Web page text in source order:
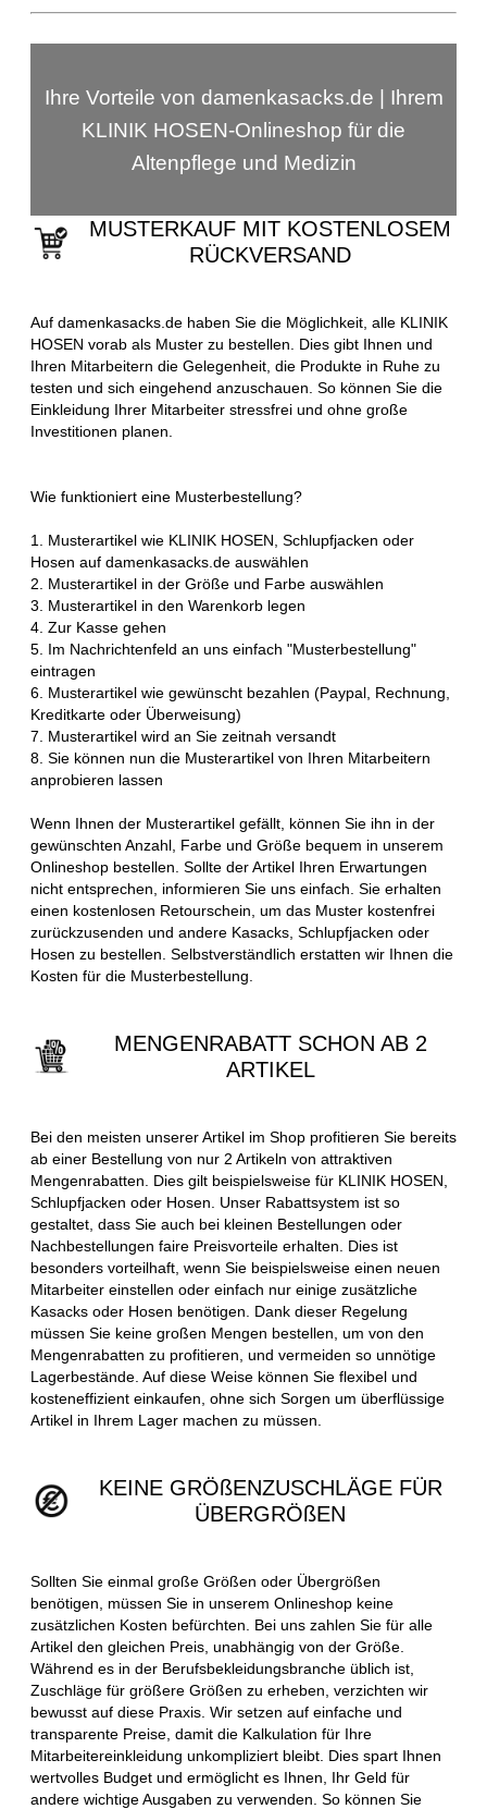
Ihre Vorteile von damenkasacks.de | Ihrem
KLINIK HOSEN-Onlineshop für die
Altenpflege und Medizin
MUSTERKAUF MIT KOSTENLOSEM
RÜCKVERSAND
Auf damenkasacks.de haben Sie die Möglichkeit, alle KLINIK
HOSEN vorab als Muster zu bestellen. Dies gibt Ihnen und
Ihren Mitarbeitern die Gelegenheit, die Produkte in Ruhe zu
testen und sich eingehend anzuschauen. So können Sie die
Einkleidung Ihrer Mitarbeiter stressfrei und ohne große
Investitionen planen.
Wie funktioniert eine Musterbestellung?
1. Musterartikel wie KLINIK HOSEN, Schlupfjacken oder
Hosen auf damenkasacks.de auswählen
2. Musterartikel in der Größe und Farbe auswählen
3. Musterartikel in den Warenkorb legen
4. Zur Kasse gehen
5. Im Nachrichtenfeld an uns einfach "Musterbestellung"
eintragen
6. Musterartikel wie gewünscht bezahlen (Paypal, Rechnung,
Kreditkarte oder Überweisung)
7. Musterartikel wird an Sie zeitnah versandt
8. Sie können nun die Musterartikel von Ihren Mitarbeitern
anprobieren lassen
Wenn Ihnen der Musterartikel gefällt, können Sie ihn in der
gewünschten Anzahl, Farbe und Größe bequem in unserem
Onlineshop bestellen. Sollte der Artikel Ihren Erwartungen
nicht entsprechen, informieren Sie uns einfach. Sie erhalten
einen kostenlosen Retourschein, um das Muster kostenfrei
zurückzusenden und andere Kasacks, Schlupfjacken oder
Hosen zu bestellen. Selbstverständlich erstatten wir Ihnen die
Kosten für die Musterbestellung.
MENGENRABATT SCHON AB 2
ARTIKEL
Bei den meisten unserer Artikel im Shop profitieren Sie bereits
ab einer Bestellung von nur 2 Artikeln von attraktiven
Mengenrabatten. Dies gilt beispielsweise für KLINIK HOSEN,
Schlupfjacken oder Hosen. Unser Rabattsystem ist so
gestaltet, dass Sie auch bei kleinen Bestellungen oder
Nachbestellungen faire Preisvorteile erhalten. Dies ist
besonders vorteilhaft, wenn Sie beispielsweise einen neuen
Mitarbeiter einstellen oder einfach nur einige zusätzliche
Kasacks oder Hosen benötigen. Dank dieser Regelung
müssen Sie keine großen Mengen bestellen, um von den
Mengenrabatten zu profitieren, und vermeiden so unnötige
Lagerbestände. Auf diese Weise können Sie flexibel und
kosteneffizient einkaufen, ohne sich Sorgen um überflüssige
Artikel in Ihrem Lager machen zu müssen.
KEINE GRÖßENZUSCHLÄGE FÜR
ÜBERGRÖßEN
Sollten Sie einmal große Größen oder Übergrößen
benötigen, müssen Sie in unserem Onlineshop keine
zusätzlichen Kosten befürchten. Bei uns zahlen Sie für alle
Artikel den gleichen Preis, unabhängig von der Größe.
Während es in der Berufsbekleidungsbranche üblich ist,
Zuschläge für größere Größen zu erheben, verzichten wir
bewusst auf diese Praxis. Wir setzen auf einfache und
transparente Preise, damit die Kalkulation für Ihre
Mitarbeitereinkleidung unkompliziert bleibt. Dies spart Ihnen
wertvolles Budget und ermöglicht es Ihnen, Ihr Geld für
andere wichtige Ausgaben zu verwenden. So können Sie